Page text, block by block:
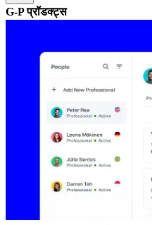
G-P प्रॉडक्ट्स​​